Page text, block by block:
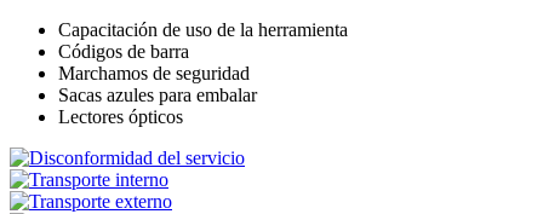
Capacitación de uso de la herramienta
Códigos de barra
Marchamos de seguridad
Sacas azules para embalar
Lectores ópticos